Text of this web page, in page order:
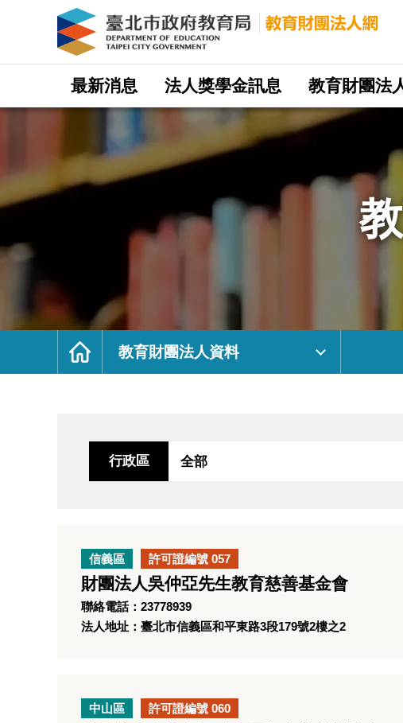
｜
府
網
最新消息 法人獎學金訊息 教育財團法
首
教育財團法人資料
行政區
信義區 許可證編號 057
財團法人吳仲亞先生教育慈善基金會
聯絡電話：23778939
法人地址：臺北市信義區和平東路3段179號2樓之2
中山區 許可證編號 060